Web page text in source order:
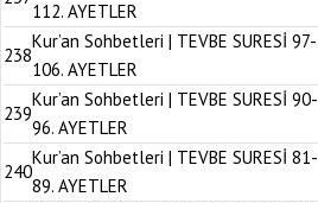
112. AYETLER
238
Kur’an Sohbetleri | TEVBE SURESİ 97-
106. AYETLER
239
Kur’an Sohbetleri | TEVBE SURESİ 90-
96. AYETLER
240
Kur’an Sohbetleri | TEVBE SURESİ 81-
89. AYETLER